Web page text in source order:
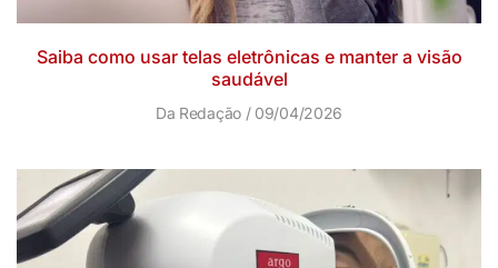
Saiba como usar telas eletrônicas e manter a visão
saudável
Da Redação 09/04/2026